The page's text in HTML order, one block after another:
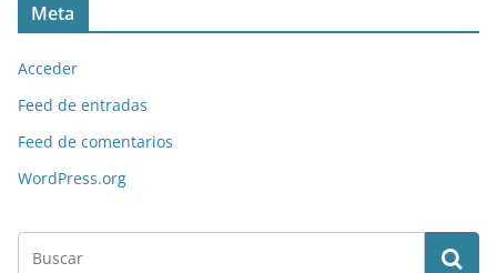
Meta
Acceder
Feed de entradas
Feed de comentarios
WordPress.org